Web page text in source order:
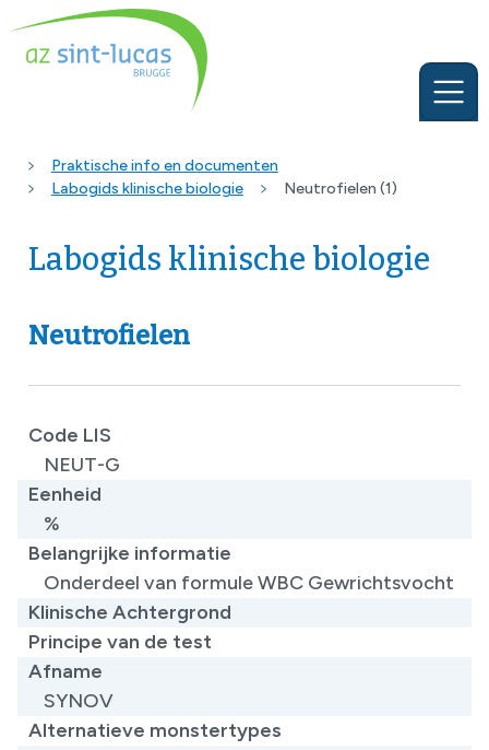
Praktische info en documenten
Labogids klinische biologie
Neutrofielen (1)
Labogids klinische biologie
Neutrofielen
Code LIS
NEUT-G
Eenheid
%
Belangrijke informatie
Onderdeel van formule WBC Gewrichtsvocht
Klinische Achtergrond
Principe van de test
Afname
SYNOV
Alternatieve monstertypes